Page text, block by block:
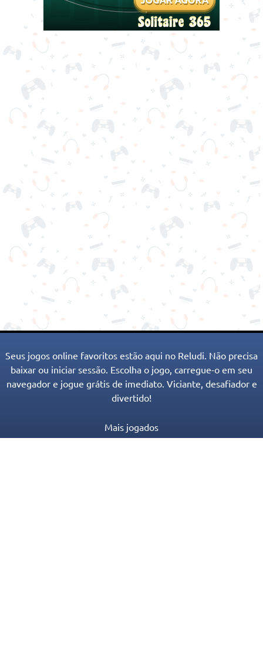
Seus jogos online favoritos estão aqui no Reludi. Não precisa
baixar ou iniciar sessão. Escolha o jogo, carregue-o em seu
navegador e jogue grátis de imediato. Viciante, desafiador e
divertido!
Mais jogados
Novos Jogos